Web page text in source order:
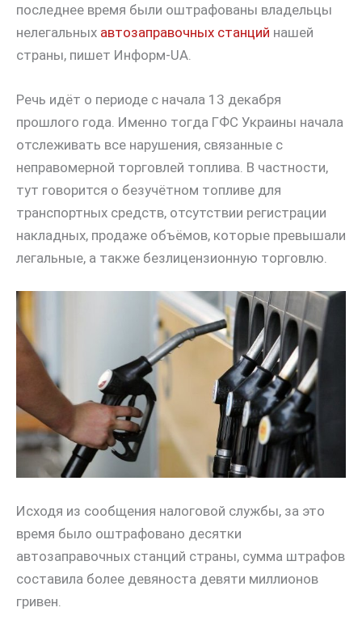
последнее время были оштрафованы владельцы
нелегальных автозаправочных станций нашей
страны, пишет Информ-UA.
Речь идёт о периоде с начала 13 декабря
прошлого года. Именно тогда ГФС Украины начала
отслеживать все нарушения, связанные с
неправомерной торговлей топлива. В частности,
тут говорится о безучётном топливе для
транспортных средств, отсутствии регистрации
накладных, продаже объёмов, которые превышали
легальные, а также безлицензионную торговлю.
Исходя из сообщения налоговой службы, за это
время было оштрафовано десятки
автозаправочных станций страны, сумма штрафов
составила более девяноста девяти миллионов
гривен.